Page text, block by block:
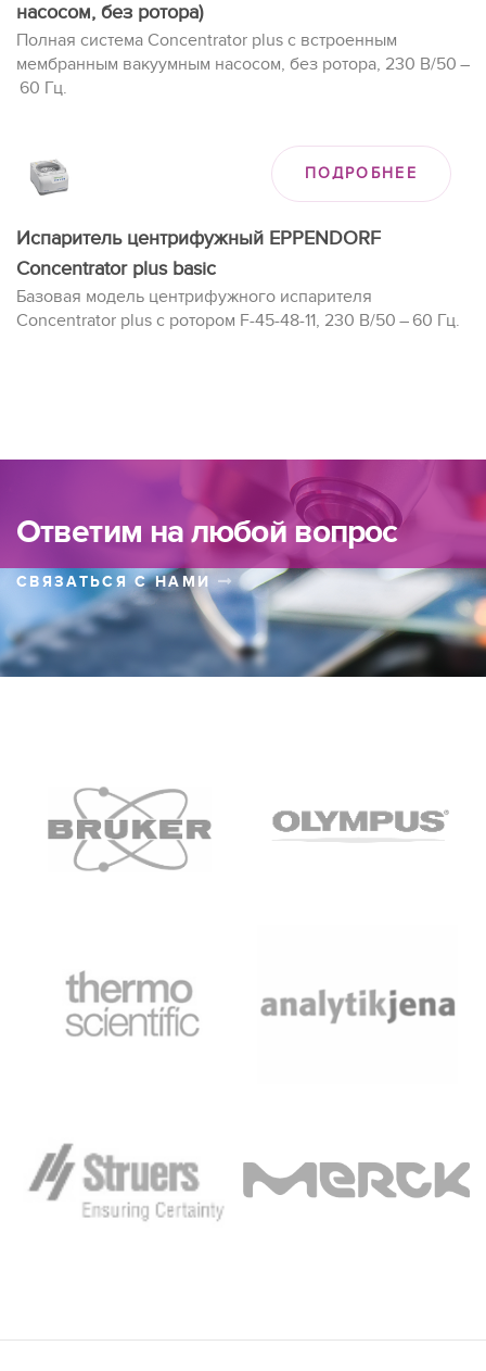
насосом, без ротора)
Полная система Concentrator plus с встроенным
мембранным вакуумным насосом, без ротора, 230 В/50 –
60 Гц.
ПОДРОБНЕЕ
Испаритель центрифужный EPPENDORF
Concentrator plus basic
Базовая модель центрифужного испарителя
Concentrator plus с ротором F-45-48-11, 230 В/50 – 60 Гц.
Ответим на любой вопрос
СВЯЗАТЬСЯ С НАМИ